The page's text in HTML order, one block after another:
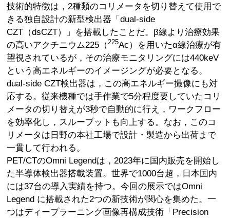
技術的特徴は，2種類のコリメータを切り替えて使用で
きる独自設計の新型検出器「dual-side
CZT（dsCZT）」を搭載したことだ。β線より治療効果
の高いアクチニウム225（225Ac）を用いたα線治療が有
望視されているが，その治療モニタリングには440keV
という高エネルギーのイメージングが必要となる。
dual-side CZT検出器は，この高エネルギー撮像にも対
応する。従来機種では手作業で5分程度要していたコリ
メータの切り替えが3秒で自動的に行え，ワークフロー
を効率化し，スループットも向上する。なお，このコ
リメータは日野の本社工場で設計・製造から出荷まで
一貫して行われる。
PET/CTのOmni Legendは，2023年に国内販売を開始し
た半導体検出器搭載装置。世界で1000台超，日本国内
には37台の導入実績を持つ。今回の展示ではOmni
Legend に搭載された2つの新技術が関心を集めた。一
つはディープラーニング画像再構成技術「Precision